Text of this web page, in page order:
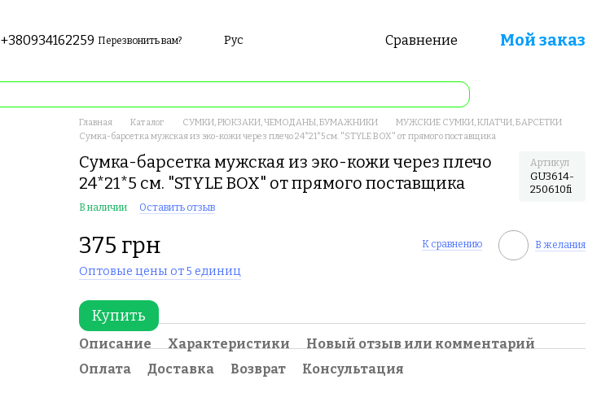
+380934162259 Перезвонить вам? Рус Сравнение Мой заказ
Главная Каталог СУМКИ, РЮКЗАКИ, ЧЕМОДАНЫ, БУМАЖНИКИ
МУЖСКИЕ СУМКИ, КЛАТЧИ, БАРСЕТКИ
Сумка-барсетка мужская из эко-кожи через плечо 24*21*5 см. "STYLE BOX" от прямого поставщика
Сумка-барсетка мужская из эко-кожи через плечо
24*21*5 см. "STYLE BOX" от прямого поставщика
Артикул
GU3614-
250610fi
В наличии Оставить отзыв
375 грн К сравнению В желания
Оптовые цены от 5 единиц
Купить
Описание Характеристики
Новый отзыв или комментарий
Оплата
Доставка Возврат Консультация